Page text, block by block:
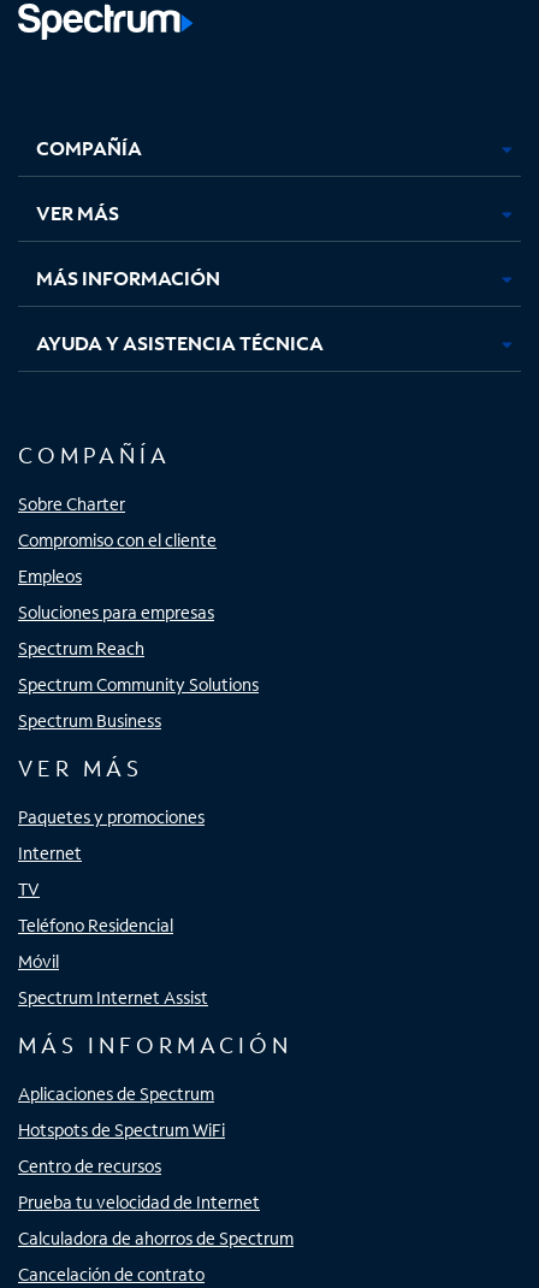
abre
en
pestaña
nueva
abre
en
pestaña
nueva
abre
en
pestaña
nueva
en
nueva
COMPAÑÍA
VER MÁS
MÁS INFORMACIÓN
AYUDA Y ASISTENCIA TÉCNICA
COMPAÑÍA
Sobre Charter
Compromiso con el cliente
Empleos
Soluciones para empresas
Spectrum Reach
Spectrum Community Solutions
Spectrum Business
VER MÁS
Paquetes y promociones
Internet
TV
Teléfono Residencial
Móvil
Spectrum Internet Assist
MÁS INFORMACIÓN
Aplicaciones de Spectrum
Hotspots de Spectrum WiFi
Centro de recursos
Prueba tu velocidad de Internet
Calculadora de ahorros de Spectrum
Cancelación de contrato